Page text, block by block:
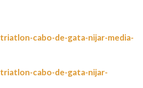
cabo-de-gata-nijar-media-
cabo-de-gata-nijar-